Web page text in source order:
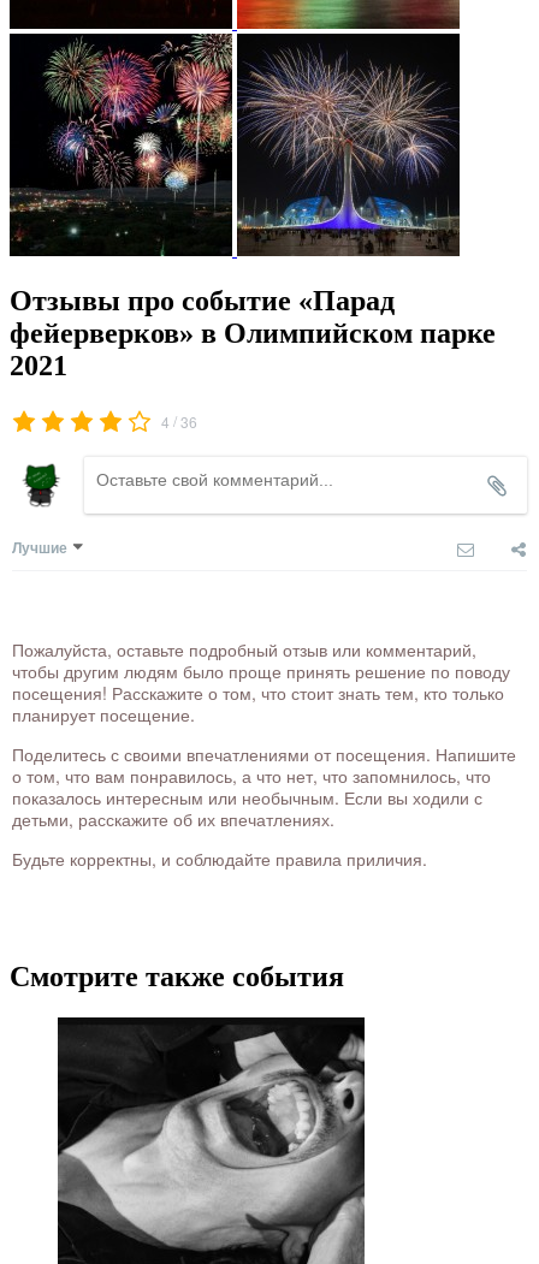
Отзывы про событие «Парад
фейерверков» в Олимпийском парке
2021
4 /36
Лучшие
Пожалуйста, оставьте подробный отзыв или комментарий,
чтобы другим людям было проще принять решение по поводу
посещения! Расскажите о том, что стоит знать тем, кто только
планирует посещение.
Поделитесь с своими впечатлениями от посещения. Напишите
о том, что вам понравилось, а что нет, что запомнилось, что
показалось интересным или необычным. Если вы ходили с
детьми, расскажите об их впечатлениях.
Будьте корректны, и соблюдайте правила приличия.
Смотрите также события